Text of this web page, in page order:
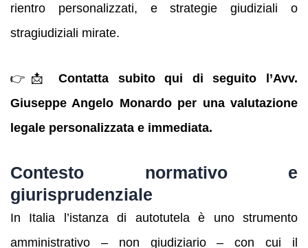
rientro personalizzati, e strategie giudiziali o
stragiudiziali mirate.
👉📩 Contatta subito qui di seguito l’Avv.
Giuseppe Angelo Monardo per una valutazione
legale personalizzata e immediata.
Contesto normativo e
giurisprudenziale
In Italia l’istanza di autotutela è uno strumento
amministrativo – non giudiziario – con cui il